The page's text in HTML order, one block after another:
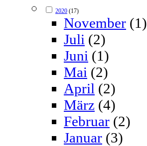
2020 (17)
November (1)
Juli (2)
Juni (1)
Mai (2)
April (2)
März (4)
Februar (2)
Januar (3)